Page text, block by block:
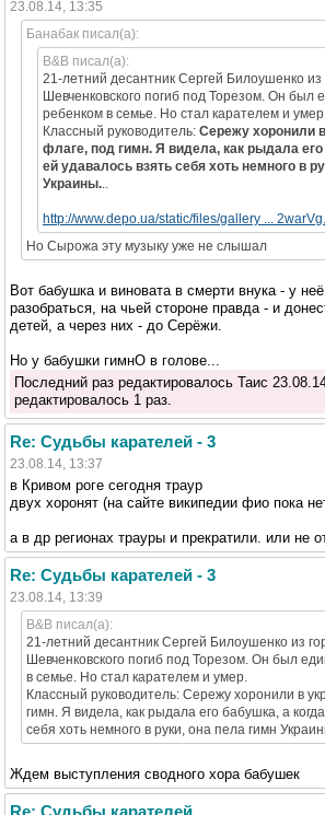
23.08.14, 13:35
Банабак писал(а):
B&B писал(а):
21-летний десантник Сергей Билоушенко из
Шевченковского погиб под Торезом. Он был
ребенком в семье. Но стал карателем и умер.
Классный руководитель: Сережу хоронили
флаге, под гимн. Я видела, как рыдала его
ей удавалось взять себя хоть немного в
Украины.
http://www.depo.ua/static/files/gallery ...
Но Сырожа эту музыку уже не слышал
Вот бабушка и виновата в смерти внука - у
разобраться, на чьей стороне правда - и
детей, а через них - до Серёжи.
Но у бабушки гимнО в голове...
Последний раз редактировалось Таис
редактировалось 1 раз.
Re: Судьбы карателей - 3
23.08.14, 13:37
в Кривом роге сегодня траур
двух хоронят (на сайте википедии фио пока
а в др регионах трауры и прекратили. или не
Re: Судьбы карателей - 3
23.08.14, 13:39
B&B писал(а):
21-летний десантник Сергей Билоушенко из
Шевченковского погиб под Торезом. Он был
в семье. Но стал карателем и умер.
Классный руководитель: Сережу хоронили в
гимн. Я видела, как рыдала его бабушка, а
себя хоть немного в руки, она пела гимн
Ждем выступления сводного хора бабушек
Re: Судьбы карателей